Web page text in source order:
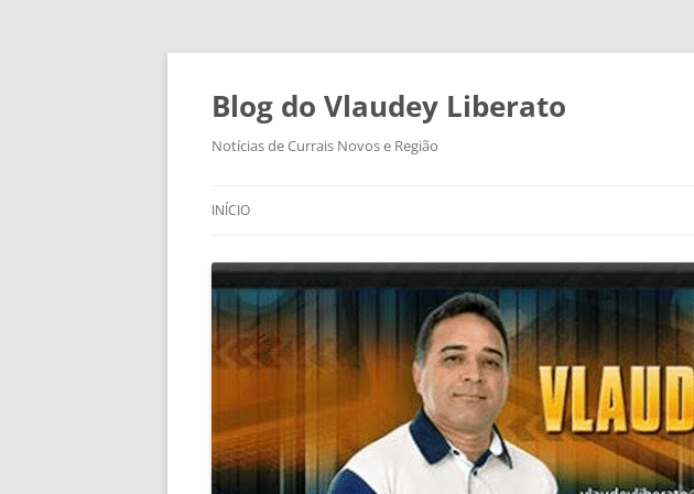
Pular
conteúdo
Blog do Vlaudey Liberato
Notícias de Currais Novos e Região
INÍCIO